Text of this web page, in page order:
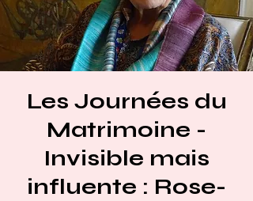
Les Journées du
Matrimoine -
Invisible mais
influente : Rose-